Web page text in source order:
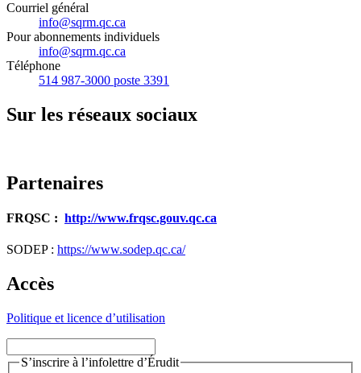
Courriel général
info@sqrm.qc.ca
Pour abonnements individuels
info@sqrm.qc.ca
Téléphone
514 987-3000 poste 3391
Sur les réseaux sociaux
Partenaires
FRQSC : http://www.frqsc.gouv.qc.ca
SODEP : https://www.sodep.qc.ca/
Accès
Politique et licence d’utilisation
S’inscrire à l’infolettre d’Érudit